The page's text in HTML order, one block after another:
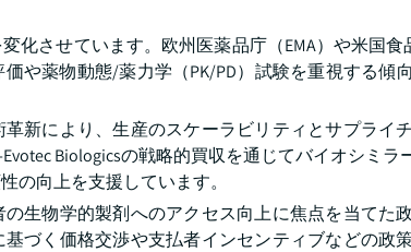
化させています。欧州医薬品庁（EMA）や米国
や薬物動態/薬力学（PK/PD）試験を重視する傾
新により、生産のスケーラビリティとサプライ
Biologicsの戦略的買収を通じてバイオシミ
の向上を支援しています。
生物学的製剤へのアクセス向上に焦点を当てた
づく価格交渉や支払者インセンティブなどの政